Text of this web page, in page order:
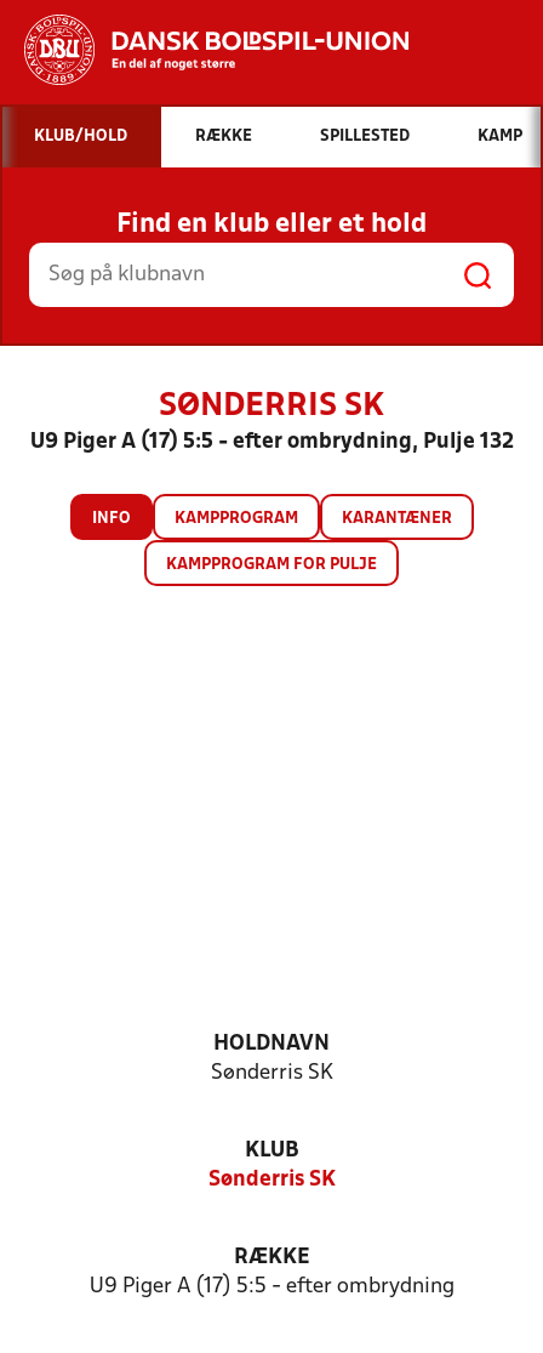
Hvad vil du søge efter?
INDHOLD OG NYHEDER
STILLINGER, RESULTATER, KLUBBER OG
HOLD
KLUB/HOLD RÆKKE SPILLESTED KAMP
Find en klub eller et hold
SØNDERRIS SK
U9 Piger A (17) 5:5 - efter ombrydning, Pulje 132
INFO KAMPPROGRAM KARANTÆNER
KAMPPROGRAM FOR PULJE
HOLDNAVN
Sønderris SK
KLUB
Sønderris SK
RÆKKE
U9 Piger A (17) 5:5 - efter ombrydning